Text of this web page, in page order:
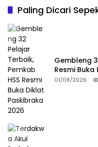
Paling Dicari
Gembleng
Resmi
01/08/2026